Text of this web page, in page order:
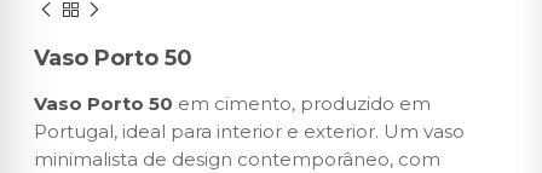
Vaso Porto 50
Vaso Porto 50 em cimento, produzido em
Portugal, ideal para interior e exterior. Um vaso
minimalista de design contemporâneo, com